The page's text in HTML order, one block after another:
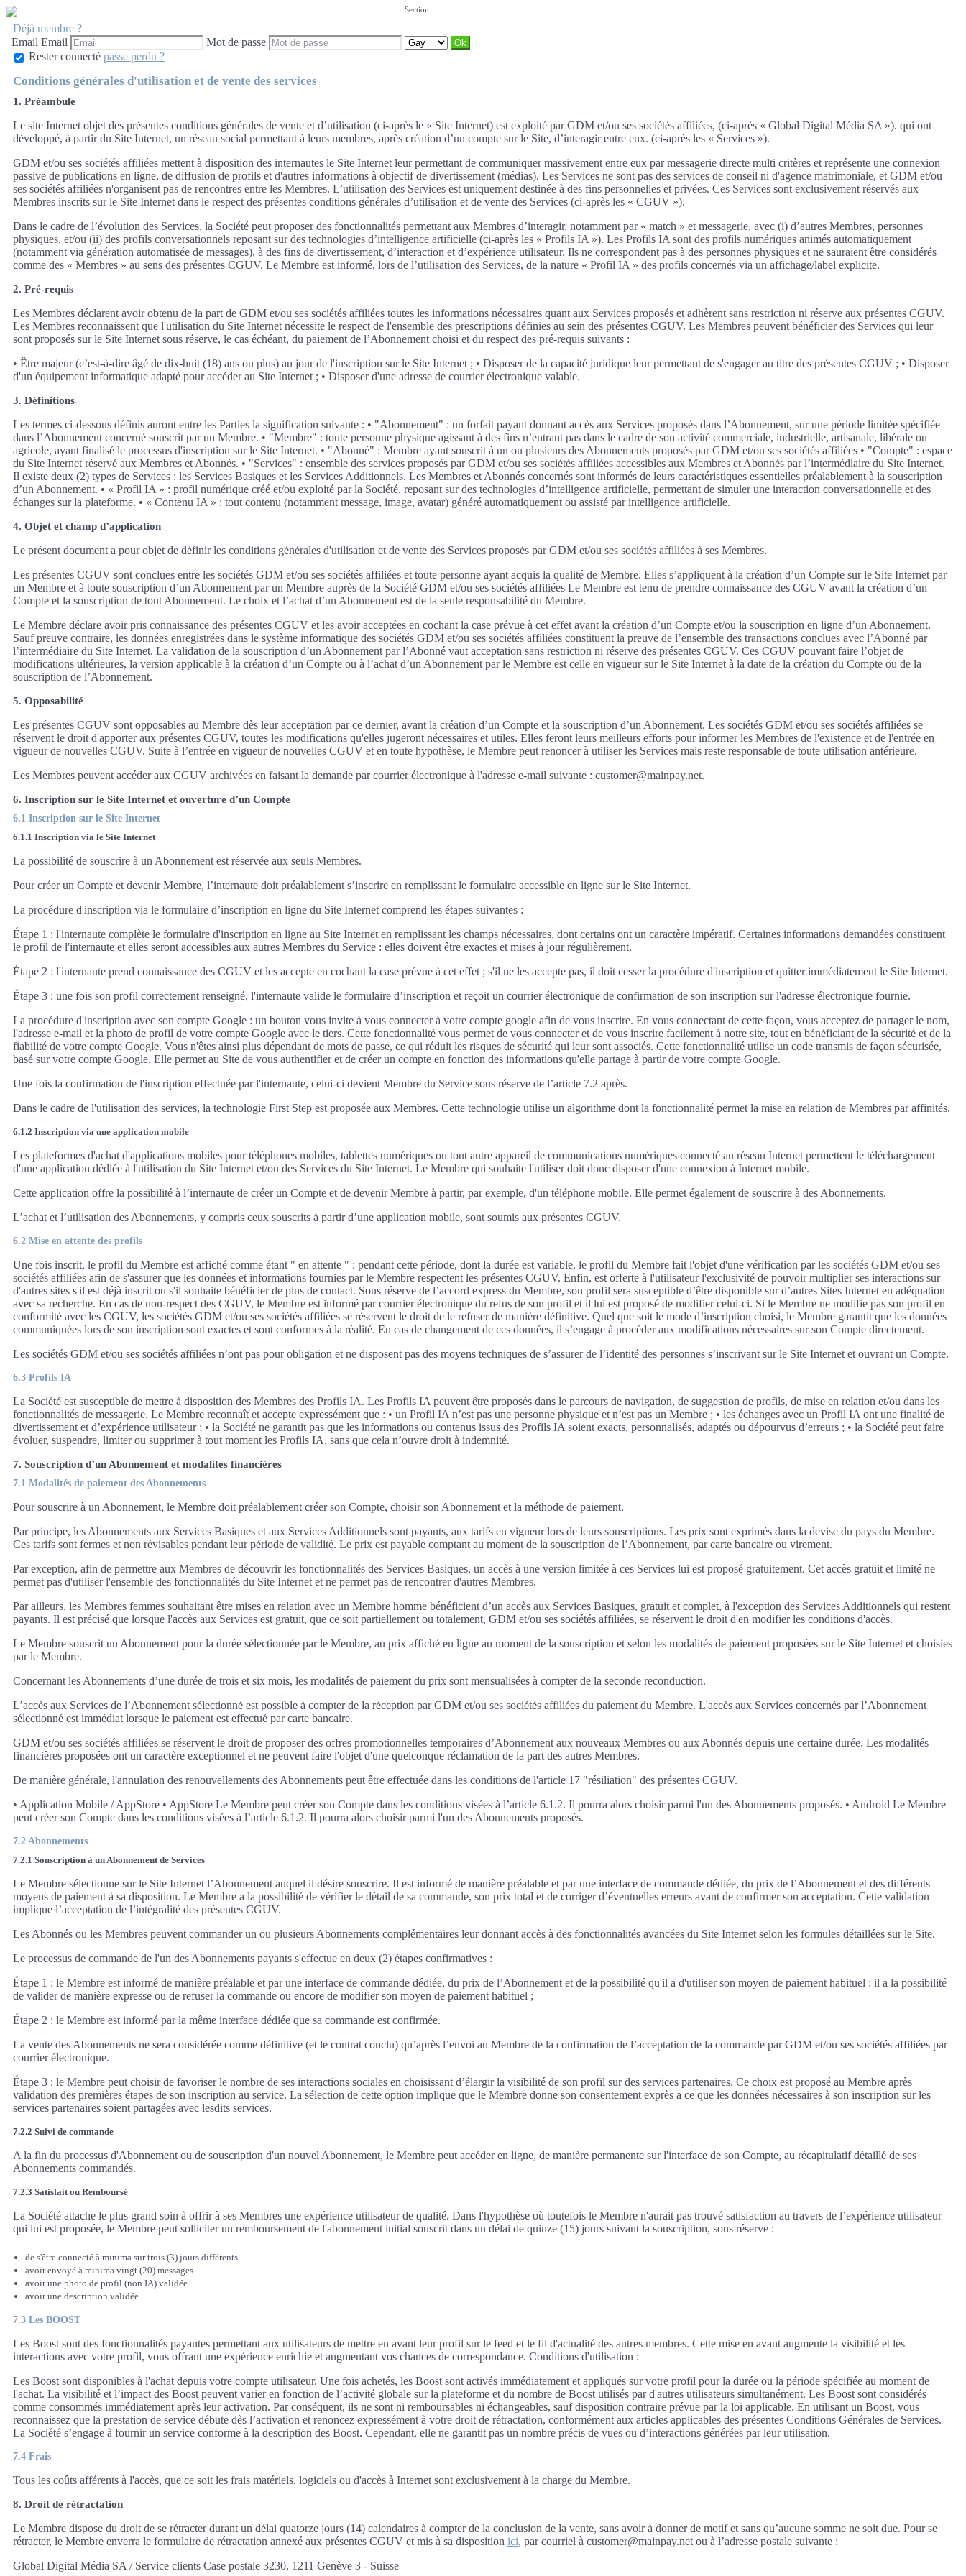
Déjà membre ?
Email Email Mot de passe
Section
Rester connecté passe perdu ?
Conditions générales d'utilisation et de vente des services
1. Préambule
Le site Internet objet des présentes conditions générales de vente et d’utilisation (ci-après le « Site Internet) est exploité par GDM et/ou ses sociétés affiliées, (ci-après « Global Digital Média SA »). qui ont
développé, à partir du Site Internet, un réseau social permettant à leurs membres, après création d’un compte sur le Site, d’interagir entre eux. (ci-après les « Services »).
GDM et/ou ses sociétés affiliées mettent à disposition des internautes le Site Internet leur permettant de communiquer massivement entre eux par messagerie directe multi critères et représente une connexion
passive de publications en ligne, de diffusion de profils et d'autres informations à objectif de divertissement (médias). Les Services ne sont pas des services de conseil ni d'agence matrimoniale, et GDM et/ou
ses sociétés affiliées n'organisent pas de rencontres entre les Membres. L’utilisation des Services est uniquement destinée à des fins personnelles et privées. Ces Services sont exclusivement réservés aux
Membres inscrits sur le Site Internet dans le respect des présentes conditions générales d’utilisation et de vente des Services (ci-après les « CGUV »).
Dans le cadre de l’évolution des Services, la Société peut proposer des fonctionnalités permettant aux Membres d’interagir, notamment par « match » et messagerie, avec (i) d’autres Membres, personnes
physiques, et/ou (ii) des profils conversationnels reposant sur des technologies d’intelligence artificielle (ci-après les « Profils IA »). Les Profils IA sont des profils numériques animés automatiquement
(notamment via génération automatisée de messages), à des fins de divertissement, d’interaction et d’expérience utilisateur. Ils ne correspondent pas à des personnes physiques et ne sauraient être considérés
comme des « Membres » au sens des présentes CGUV. Le Membre est informé, lors de l’utilisation des Services, de la nature « Profil IA » des profils concernés via un affichage/label explicite.
2. Pré-requis
Les Membres déclarent avoir obtenu de la part de GDM et/ou ses sociétés affiliées toutes les informations nécessaires quant aux Services proposés et adhèrent sans restriction ni réserve aux présentes CGUV.
Les Membres reconnaissent que l'utilisation du Site Internet nécessite le respect de l'ensemble des prescriptions définies au sein des présentes CGUV. Les Membres peuvent bénéficier des Services qui leur
sont proposés sur le Site Internet sous réserve, le cas échéant, du paiement de l’Abonnement choisi et du respect des pré-requis suivants :
• Être majeur (c’est-à-dire âgé de dix-huit (18) ans ou plus) au jour de l'inscription sur le Site Internet ; • Disposer de la capacité juridique leur permettant de s'engager au titre des présentes CGUV ; • Disposer
d'un équipement informatique adapté pour accéder au Site Internet ; • Disposer d'une adresse de courrier électronique valable.
3. Définitions
Les termes ci-dessous définis auront entre les Parties la signification suivante : • "Abonnement" : un forfait payant donnant accès aux Services proposés dans l’Abonnement, sur une période limitée spécifiée
dans l’Abonnement concerné souscrit par un Membre. • "Membre" : toute personne physique agissant à des fins n’entrant pas dans le cadre de son activité commerciale, industrielle, artisanale, libérale ou
agricole, ayant finalisé le processus d'inscription sur le Site Internet. • "Abonné" : Membre ayant souscrit à un ou plusieurs des Abonnements proposés par GDM et/ou ses sociétés affiliées • "Compte" : espace
du Site Internet réservé aux Membres et Abonnés. • "Services" : ensemble des services proposés par GDM et/ou ses sociétés affiliées accessibles aux Membres et Abonnés par l’intermédiaire du Site Internet.
Il existe deux (2) types de Services : les Services Basiques et les Services Additionnels. Les Membres et Abonnés concernés sont informés de leurs caractéristiques essentielles préalablement à la souscription
d’un Abonnement. • « Profil IA » : profil numérique créé et/ou exploité par la Société, reposant sur des technologies d’intelligence artificielle, permettant de simuler une interaction conversationnelle et des
échanges sur la plateforme. • « Contenu IA » : tout contenu (notamment message, image, avatar) généré automatiquement ou assisté par intelligence artificielle.
4. Objet et champ d’application
Le présent document a pour objet de définir les conditions générales d'utilisation et de vente des Services proposés par GDM et/ou ses sociétés affiliées à ses Membres.
Les présentes CGUV sont conclues entre les sociétés GDM et/ou ses sociétés affiliées et toute personne ayant acquis la qualité de Membre. Elles s’appliquent à la création d’un Compte sur le Site Internet par
un Membre et à toute souscription d’un Abonnement par un Membre auprès de la Société GDM et/ou ses sociétés affiliées Le Membre est tenu de prendre connaissance des CGUV avant la création d’un
Compte et la souscription de tout Abonnement. Le choix et l’achat d’un Abonnement est de la seule responsabilité du Membre.
Le Membre déclare avoir pris connaissance des présentes CGUV et les avoir acceptées en cochant la case prévue à cet effet avant la création d’un Compte et/ou la souscription en ligne d’un Abonnement.
Sauf preuve contraire, les données enregistrées dans le système informatique des sociétés GDM et/ou ses sociétés affiliées constituent la preuve de l’ensemble des transactions conclues avec l’Abonné par
l’intermédiaire du Site Internet. La validation de la souscription d’un Abonnement par l’Abonné vaut acceptation sans restriction ni réserve des présentes CGUV. Ces CGUV pouvant faire l’objet de
modifications ultérieures, la version applicable à la création d’un Compte ou à l’achat d’un Abonnement par le Membre est celle en vigueur sur le Site Internet à la date de la création du Compte ou de la
souscription de l’Abonnement.
5. Opposabilité
Les présentes CGUV sont opposables au Membre dès leur acceptation par ce dernier, avant la création d’un Compte et la souscription d’un Abonnement. Les sociétés GDM et/ou ses sociétés affiliées se
réservent le droit d'apporter aux présentes CGUV, toutes les modifications qu'elles jugeront nécessaires et utiles. Elles feront leurs meilleurs efforts pour informer les Membres de l'existence et de l'entrée en
vigueur de nouvelles CGUV. Suite à l’entrée en vigueur de nouvelles CGUV et en toute hypothèse, le Membre peut renoncer à utiliser les Services mais reste responsable de toute utilisation antérieure.
Les Membres peuvent accéder aux CGUV archivées en faisant la demande par courrier électronique à l'adresse e-mail suivante : customer@mainpay.net.
6. Inscription sur le Site Internet et ouverture d’un Compte
6.1 Inscription sur le Site Internet
6.1.1 Inscription via le Site Internet
La possibilité de souscrire à un Abonnement est réservée aux seuls Membres.
Pour créer un Compte et devenir Membre, l’internaute doit préalablement s’inscrire en remplissant le formulaire accessible en ligne sur le Site Internet.
La procédure d'inscription via le formulaire d’inscription en ligne du Site Internet comprend les étapes suivantes :
Étape 1 : l'internaute complète le formulaire d'inscription en ligne au Site Internet en remplissant les champs nécessaires, dont certains ont un caractère impératif. Certaines informations demandées constituent
le profil de l'internaute et elles seront accessibles aux autres Membres du Service : elles doivent être exactes et mises à jour régulièrement.
Étape 2 : l'internaute prend connaissance des CGUV et les accepte en cochant la case prévue à cet effet ; s'il ne les accepte pas, il doit cesser la procédure d'inscription et quitter immédiatement le Site Internet.
Étape 3 : une fois son profil correctement renseigné, l'internaute valide le formulaire d’inscription et reçoit un courrier électronique de confirmation de son inscription sur l'adresse électronique fournie.
La procédure d'inscription avec son compte Google : un bouton vous invite à vous connecter à votre compte google afin de vous inscrire. En vous connectant de cette façon, vous acceptez de partager le nom,
l'adresse e-mail et la photo de profil de votre compte Google avec le tiers. Cette fonctionnalité vous permet de vous connecter et de vous inscrire facilement à notre site, tout en bénéficiant de la sécurité et de la
fiabilité de votre compte Google. Vous n'êtes ainsi plus dépendant de mots de passe, ce qui réduit les risques de sécurité qui leur sont associés. Cette fonctionnalité utilise un code transmis de façon sécurisée,
basé sur votre compte Google. Elle permet au Site de vous authentifier et de créer un compte en fonction des informations qu'elle partage à partir de votre compte Google.
Une fois la confirmation de l'inscription effectuée par l'internaute, celui-ci devient Membre du Service sous réserve de l’article 7.2 après.
Dans le cadre de l'utilisation des services, la technologie First Step est proposée aux Membres. Cette technologie utilise un algorithme dont la fonctionnalité permet la mise en relation de Membres par affinités.
6.1.2 Inscription via une application mobile
Les plateformes d'achat d'applications mobiles pour téléphones mobiles, tablettes numériques ou tout autre appareil de communications numériques connecté au réseau Internet permettent le téléchargement
d'une application dédiée à l'utilisation du Site Internet et/ou des Services du Site Internet. Le Membre qui souhaite l'utiliser doit donc disposer d'une connexion à Internet mobile.
Cette application offre la possibilité à l’internaute de créer un Compte et de devenir Membre à partir, par exemple, d'un téléphone mobile. Elle permet également de souscrire à des Abonnements.
L’achat et l’utilisation des Abonnements, y compris ceux souscrits à partir d’une application mobile, sont soumis aux présentes CGUV.
6.2 Mise en attente des profils
Une fois inscrit, le profil du Membre est affiché comme étant " en attente " : pendant cette période, dont la durée est variable, le profil du Membre fait l'objet d'une vérification par les sociétés GDM et/ou ses
sociétés affiliées afin de s'assurer que les données et informations fournies par le Membre respectent les présentes CGUV. Enfin, est offerte à l'utilisateur l'exclusivité de pouvoir multiplier ses interactions sur
d'autres sites s'il est déjà inscrit ou s'il souhaite bénéficier de plus de contact. Sous réserve de l’accord express du Membre, son profil sera susceptible d’être disponible sur d’autres Sites Internet en adéquation
avec sa recherche. En cas de non-respect des CGUV, le Membre est informé par courrier électronique du refus de son profil et il lui est proposé de modifier celui-ci. Si le Membre ne modifie pas son profil en
conformité avec les CGUV, les sociétés GDM et/ou ses sociétés affiliées se réservent le droit de le refuser de manière définitive. Quel que soit le mode d’inscription choisi, le Membre garantit que les données
communiquées lors de son inscription sont exactes et sont conformes à la réalité. En cas de changement de ces données, il s’engage à procéder aux modifications nécessaires sur son Compte directement.
Les sociétés GDM et/ou ses sociétés affiliées n’ont pas pour obligation et ne disposent pas des moyens techniques de s’assurer de l’identité des personnes s’inscrivant sur le Site Internet et ouvrant un Compte.
6.3 Profils IA
La Société est susceptible de mettre à disposition des Membres des Profils IA. Les Profils IA peuvent être proposés dans le parcours de navigation, de suggestion de profils, de mise en relation et/ou dans les
fonctionnalités de messagerie. Le Membre reconnaît et accepte expressément que : • un Profil IA n’est pas une personne physique et n’est pas un Membre ; • les échanges avec un Profil IA ont une finalité de
divertissement et d’expérience utilisateur ; • la Société ne garantit pas que les informations ou contenus issus des Profils IA soient exacts, personnalisés, adaptés ou dépourvus d’erreurs ; • la Société peut faire
évoluer, suspendre, limiter ou supprimer à tout moment les Profils IA, sans que cela n’ouvre droit à indemnité.
7. Souscription d’un Abonnement et modalités financières
7.1 Modalités de paiement des Abonnements
Pour souscrire à un Abonnement, le Membre doit préalablement créer son Compte, choisir son Abonnement et la méthode de paiement.
Par principe, les Abonnements aux Services Basiques et aux Services Additionnels sont payants, aux tarifs en vigueur lors de leurs souscriptions. Les prix sont exprimés dans la devise du pays du Membre.
Ces tarifs sont fermes et non révisables pendant leur période de validité. Le prix est payable comptant au moment de la souscription de l’Abonnement, par carte bancaire ou virement.
Par exception, afin de permettre aux Membres de découvrir les fonctionnalités des Services Basiques, un accès à une version limitée à ces Services lui est proposé gratuitement. Cet accès gratuit et limité ne
permet pas d'utiliser l'ensemble des fonctionnalités du Site Internet et ne permet pas de rencontrer d'autres Membres.
Par ailleurs, les Membres femmes souhaitant être mises en relation avec un Membre homme bénéficient d’un accès aux Services Basiques, gratuit et complet, à l'exception des Services Additionnels qui restent
payants. Il est précisé que lorsque l'accès aux Services est gratuit, que ce soit partiellement ou totalement, GDM et/ou ses sociétés affiliées, se réservent le droit d'en modifier les conditions d'accès.
Le Membre souscrit un Abonnement pour la durée sélectionnée par le Membre, au prix affiché en ligne au moment de la souscription et selon les modalités de paiement proposées sur le Site Internet et choisies
par le Membre.
Concernant les Abonnements d’une durée de trois et six mois, les modalités de paiement du prix sont mensualisées à compter de la seconde reconduction.
L’accès aux Services de l’Abonnement sélectionné est possible à compter de la réception par GDM et/ou ses sociétés affiliées du paiement du Membre. L'accès aux Services concernés par l’Abonnement
sélectionné est immédiat lorsque le paiement est effectué par carte bancaire.
GDM et/ou ses sociétés affiliées se réservent le droit de proposer des offres promotionnelles temporaires d’Abonnement aux nouveaux Membres ou aux Abonnés depuis une certaine durée. Les modalités
financières proposées ont un caractère exceptionnel et ne peuvent faire l'objet d'une quelconque réclamation de la part des autres Membres.
De manière générale, l'annulation des renouvellements des Abonnements peut être effectuée dans les conditions de l'article 17 "résiliation" des présentes CGUV.
• Application Mobile / AppStore • AppStore Le Membre peut créer son Compte dans les conditions visées à l’article 6.1.2. Il pourra alors choisir parmi l'un des Abonnements proposés. • Android Le Membre
peut créer son Compte dans les conditions visées à l’article 6.1.2. Il pourra alors choisir parmi l'un des Abonnements proposés.
7.2 Abonnements
7.2.1 Souscription à un Abonnement de Services
Le Membre sélectionne sur le Site Internet l’Abonnement auquel il désire souscrire. Il est informé de manière préalable et par une interface de commande dédiée, du prix de l’Abonnement et des différents
moyens de paiement à sa disposition. Le Membre a la possibilité de vérifier le détail de sa commande, son prix total et de corriger d’éventuelles erreurs avant de confirmer son acceptation. Cette validation
implique l’acceptation de l’intégralité des présentes CGUV.
Les Abonnés ou les Membres peuvent commander un ou plusieurs Abonnements complémentaires leur donnant accès à des fonctionnalités avancées du Site Internet selon les formules détaillées sur le Site.
Le processus de commande de l'un des Abonnements payants s'effectue en deux (2) étapes confirmatives :
Étape 1 : le Membre est informé de manière préalable et par une interface de commande dédiée, du prix de l’Abonnement et de la possibilité qu'il a d'utiliser son moyen de paiement habituel : il a la possibilité
de valider de manière expresse ou de refuser la commande ou encore de modifier son moyen de paiement habituel ;
Étape 2 : le Membre est informé par la même interface dédiée que sa commande est confirmée.
La vente des Abonnements ne sera considérée comme définitive (et le contrat conclu) qu’après l’envoi au Membre de la confirmation de l’acceptation de la commande par GDM et/ou ses sociétés affiliées par
courrier électronique.
Étape 3 : le Membre peut choisir de favoriser le nombre de ses interactions sociales en choisissant d’élargir la visibilité de son profil sur des services partenaires. Ce choix est proposé au Membre après
validation des premières étapes de son inscription au service. La sélection de cette option implique que le Membre donne son consentement exprès a ce que les données nécessaires à son inscription sur les
services partenaires soient partagées avec lesdits services.
7.2.2 Suivi de commande
A la fin du processus d'Abonnement ou de souscription d'un nouvel Abonnement, le Membre peut accéder en ligne, de manière permanente sur l'interface de son Compte, au récapitulatif détaillé de ses
Abonnements commandés.
7.2.3 Satisfait ou Remboursé
La Société attache le plus grand soin à offrir à ses Membres une expérience utilisateur de qualité. Dans l'hypothèse où toutefois le Membre n'aurait pas trouvé satisfaction au travers de l’expérience utilisateur
qui lui est proposée, le Membre peut solliciter un remboursement de l'abonnement initial souscrit dans un délai de quinze (15) jours suivant la souscription, sous réserve :
de s'être connecté à minima sur trois (3) jours différents
avoir envoyé à minima vingt (20) messages
avoir une photo de profil (non IA) validée
avoir une description validée
7.3 Les BOOST
Les Boost sont des fonctionnalités payantes permettant aux utilisateurs de mettre en avant leur profil sur le feed et le fil d'actualité des autres membres. Cette mise en avant augmente la visibilité et les
interactions avec votre profil, vous offrant une expérience enrichie et augmentant vos chances de correspondance. Conditions d'utilisation :
Les Boost sont disponibles à l'achat depuis votre compte utilisateur. Une fois achetés, les Boost sont activés immédiatement et appliqués sur votre profil pour la durée ou la période spécifiée au moment de
l'achat. La visibilité et l’impact des Boost peuvent varier en fonction de l’activité globale sur la plateforme et du nombre de Boost utilisés par d'autres utilisateurs simultanément. Les Boost sont considérés
comme consommés immédiatement après leur activation. Par conséquent, ils ne sont ni remboursables ni échangeables, sauf disposition contraire prévue par la loi applicable. En utilisant un Boost, vous
reconnaissez que la prestation de service débute dès l’activation et renoncez expressément à votre droit de rétractation, conformément aux articles applicables des présentes Conditions Générales de Services.
La Société s’engage à fournir un service conforme à la description des Boost. Cependant, elle ne garantit pas un nombre précis de vues ou d’interactions générées par leur utilisation.
7.4 Frais
Tous les coûts afférents à l'accès, que ce soit les frais matériels, logiciels ou d'accès à Internet sont exclusivement à la charge du Membre.
8. Droit de rétractation
Le Membre dispose du droit de se rétracter durant un délai quatorze jours (14) calendaires à compter de la conclusion de la vente, sans avoir à donner de motif et sans qu’aucune somme ne soit due. Pour se
rétracter, le Membre enverra le formulaire de rétractation annexé aux présentes CGUV et mis à sa disposition ici, par courriel à customer@mainpay.net ou à l’adresse postale suivante :
Global Digital Média SA / Service clients Case postale 3230, 1211 Genève 3 - Suisse